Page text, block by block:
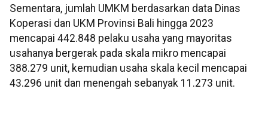
Sementara, jumlah UMKM berdasarkan data Dinas
Koperasi dan UKM Provinsi Bali hingga 2023
mencapai 442.848 pelaku usaha yang mayoritas
usahanya bergerak pada skala mikro mencapai
388.279 unit, kemudian usaha skala kecil mencapai
43.296 unit dan menengah sebanyak 11.273 unit.